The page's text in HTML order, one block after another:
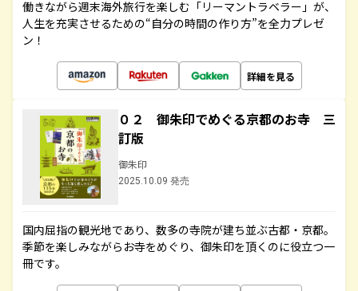
働きながら週末海外旅行を楽しむ「リーマントラベラー」が、
人生を充実させるための“自分の時間の作り方”を全力プレゼ
ン！
詳細を見る
０２ 御朱印でめぐる京都のお寺 三
訂版
御朱印
2025.10.09 発売
国内屈指の観光地であり、数多の寺院が建ち並ぶ古都・京都。
季節を楽しみながらお寺をめぐり、御朱印を頂くのに役立つ一
冊です。